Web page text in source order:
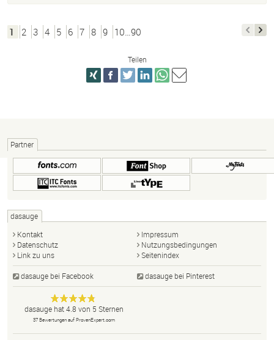
1 2 3 4 5 6 7 8 9 10…90
Teilen
Partner
dasauge
Kontakt
Impressum
Datenschutz
Nutzungsbedingungen
Link zu uns
Seitenindex
dasauge bei Facebook dasauge bei Pinterest
dasauge
Designer,
Fotografen,
Agenturen,
Anonym
dasaugehat4.8 von 5 Sternen
37Bewertungen auf ProvenExpert.com